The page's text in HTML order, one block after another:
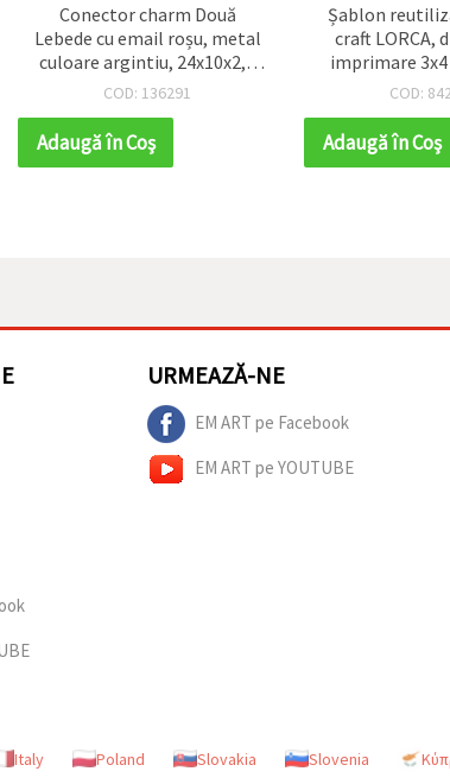
Conector charm Două
Lebede cu email roșu, metal
culoare argintiu, 24x10x2,5
mm, găuri 2 mm, 2 anouri,
COD: 136291
Adaugă în Coş
Șablon
craft LORCA,
imprimare
L22
COD:
Adaugă în Coş
URMEAZĂ-NE
EM ART pe Facebook
EM ART pe YOUTUBE
Italy Poland Slovakia Slovenia